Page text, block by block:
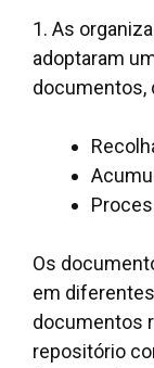
1. As
adoptaram
documentos,
Os
em
documentos
repositório